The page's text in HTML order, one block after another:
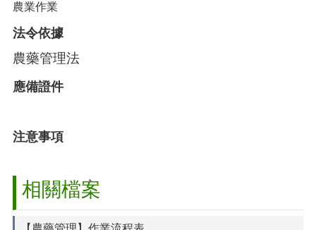
農業作業
法令依據
農藥管理法
應備證件
注意事項
相關檔案